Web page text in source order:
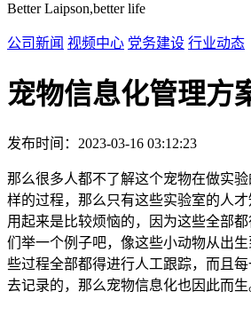
Better Laipson,better life
公司新闻 视频中心 党务建设 行业动态
宠物信息化管理方
发布时间：2023-03-16 03:12:23
那么很多人都不了解这个宠物在做实
样的过程，那么只有这些实验室的人
用起来是比较烦恼的，因为这些全部
们举一个例子吧，像这些小动物从出
些过程全部都得进行人工跟踪，而且
去记录的，那么宠物信息化也因此而生